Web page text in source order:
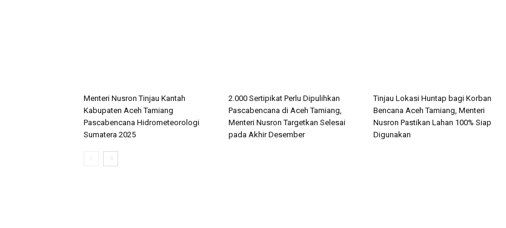
Menteri Nusron Tinjau Kantah
Kabupaten Aceh Tamiang
Pascabencana Hidrometeorologi
Sumatera 2025
2.000 Sertipikat Perlu Dipulihkan
Pascabencana di Aceh Tamiang,
Menteri Nusron Targetkan Selesai
pada Akhir Desember
Tinjau Lokasi Huntap bagi Korban
Bencana Aceh Tamiang, Menteri
Nusron Pastikan Lahan 100% Siap
Digunakan